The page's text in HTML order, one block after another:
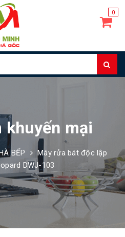
0
khuyến mại
BẾP
Máy rửa bát độc lập
DWJ-103